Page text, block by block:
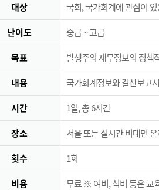
대상 국회, 국가회계에 관심이
난이도 중급 ~ 고급
목표 발생주의 재무정보의 정책
내용 국가회계정보와 결산보고
시간 1일, 총 6시간
장소 서울 또는 실시간 비대면
횟수 1회
비용 무료 ※ 여비, 식비 등은 교